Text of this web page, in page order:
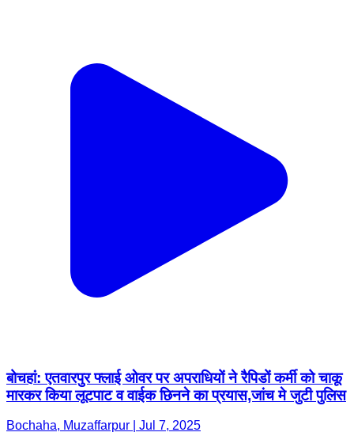
बोचहां: एतवारपुर फ्लाई ओवर पर अपराधियों ने रैपिडों कर्मी को चाकू
मारकर किया लूटपाट व वाईक छिनने का प्रयास,जांच मे जुटी पुलिस